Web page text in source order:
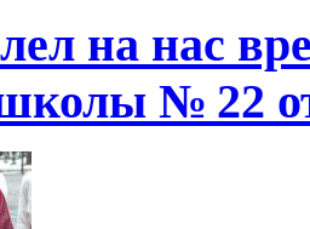
на нас
№ 22